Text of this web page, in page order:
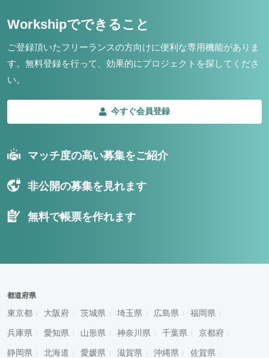
Workshipでできること
ご登録頂いたフリーランスの方向けに便利な専用機能がありま
す。 無料登録を行って、効果的にプロジェクトを探してくださ
い。
今すぐ会員登録
マッチ度の高い募集をご紹介
非公開の募集を見れます
無料で帳票を作れます
都道府県
東京都 大阪府 茨城県 埼玉県 広島県 福岡県
兵庫県 愛知県 山形県 神奈川県 千葉県 京都府
静岡県 北海道 愛媛県 滋賀県 沖縄県 佐賀県